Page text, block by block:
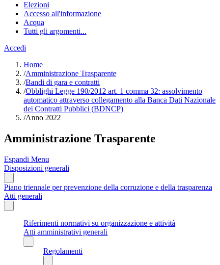
Elezioni
Accesso all'informazione
Acqua
Tutti gli argomenti...
Accedi
Home
/Amministrazione Trasparente
/Bandi di gara e contratti
/Obblighi Legge 190/2012 art. 1 comma 32: assolvimento
automatico attraverso collegamento alla Banca Dati Nazionale
dei Contratti Pubblici (BDNCP)
/Anno 2022
Amministrazione Trasparente
Espandi Menu
Disposizioni generali
Piano triennale per prevenzione della corruzione e della trasparenza
Atti generali
Riferimenti normativi su organizzazione e attività
Atti amministrativi generali
Regolamenti